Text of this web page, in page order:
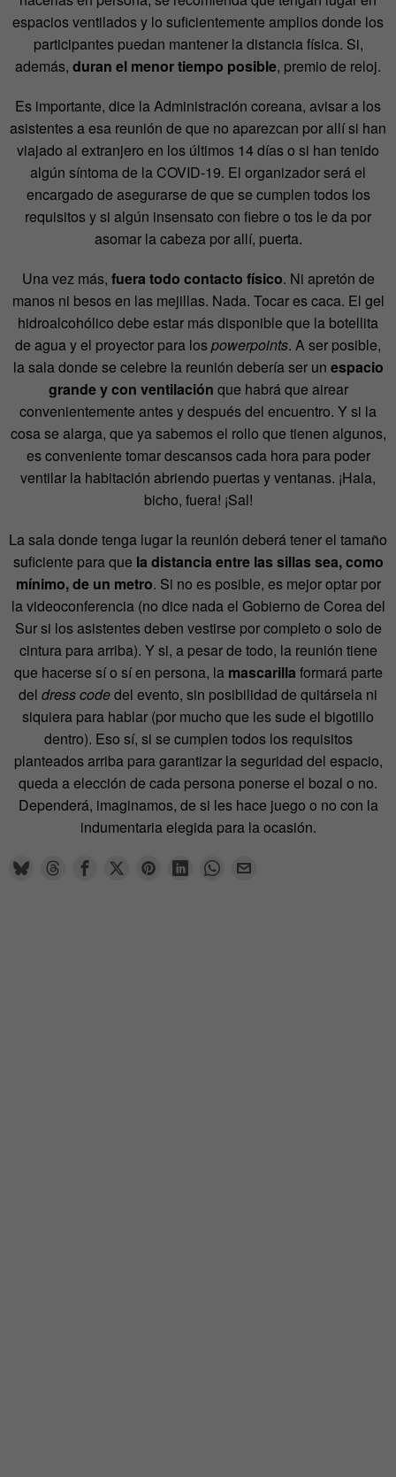
espacios ventilados y lo suficientemente amplios donde los
participantes puedan mantener la distancia física. Si,
además, duran el menor tiempo posible, premio de reloj.
Es importante, dice la Administración coreana, avisar a los
asistentes a esa reunión de que no aparezcan por allí si han
viajado al extranjero en los últimos 14 días o si han tenido
algún síntoma de la COVID-19. El organizador será el
encargado de asegurarse de que se cumplen todos los
requisitos y si algún insensato con fiebre o tos le da por
asomar la cabeza por allí, puerta.
Una vez más, fuera todo contacto físico. Ni apretón de
manos ni besos en las mejillas. Nada. Tocar es caca. El gel
hidroalcohólico debe estar más disponible que la botellita
de agua y el proyector para lospowerpoints. A ser posible,
la sala donde se celebre la reunión debería ser un espacio
grande y con ventilación que habrá que airear
convenientemente antes y después del encuentro. Y si la
cosa se alarga, que ya sabemos el rollo que tienen algunos,
es conveniente tomar descansos cada hora para poder
ventilar la habitación abriendo puertas y ventanas. ¡Hala,
bicho, fuera! ¡Sal!
La sala donde tenga lugar la reunión deberá tener el tamaño
suficiente para que la distancia entre las sillas sea, como
mínimo, de un metro. Si no es posible, es mejor optar por
la videoconferencia (no dice nada el Gobierno de Corea del
Sur si los asistentes deben vestirse por completo o solo de
cintura para arriba). Y si, a pesar de todo, la reunión tiene
que hacerse sí o sí en persona, la mascarilla formará parte
del dress codedel evento, sin posibilidad de quitársela ni
siquiera para hablar (por mucho que les sude el bigotillo
dentro). Eso sí, si se cumplen todos los requisitos
planteados arriba para garantizar la seguridad del espacio,
queda a elección de cada persona ponerse el bozal o no.
Dependerá, imaginamos, de si les hace juego o no con la
indumentaria elegida para la ocasión.